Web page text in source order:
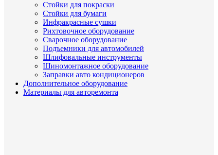
Стойки для покраски
Стойки для бумаги
Инфракрасные сушки
Рихтовочное оборудование
Сварочное оборудование
Подъемники для автомобилей
Шлифовальные инструменты
Шиномонтажное оборудование
Заправки авто кондиционеров
Дополнительное оборудование
Материалы для авторемонта